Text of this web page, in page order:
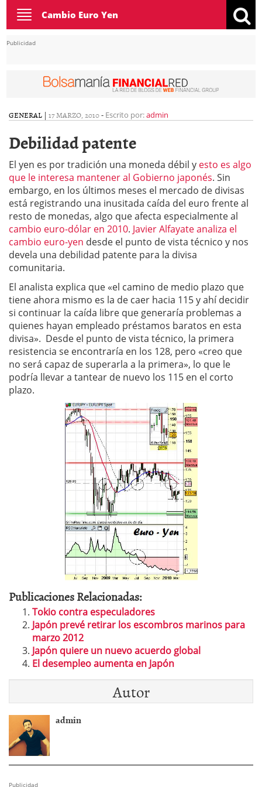
Toggle
navigation
Cambio Euro Yen
Publicidad
GENERAL | 17 MARZO, 2010- Escrito por:admin
Debilidad patente
El yen es por tradición una moneda débil y esto es algo
que le interesa mantener al Gobierno japonés. Sin
embargo, en los últimos meses el mercado de divisas
está registrando una inusitada caída del euro frente al
resto de monedas, algo que afecta especialmente al
cambio euro-dólar en 2010. Javier Alfayate analiza el
cambio euro-yen desde el punto de vista técnico y nos
devela una debilidad patente para la divisa
comunitaria.
El analista explica que «el camino de medio plazo que
tiene ahora mismo es la de caer hacia 115 y ahí decidir
si continuar la caída libre que generaría problemas a
quienes hayan empleado préstamos baratos en esta
divisa». Desde el punto de vista técnico, la primera
resistencia se encontraría en los 128, pero «creo que
no será capaz de superarla a la primera», lo que le
podría llevar a tantear de nuevo los 115 en el corto
plazo.
Publicaciones Relacionadas:
Tokio contra especuladores
Japón prevé retirar los escombros marinos para
marzo 2012
Japón quiere un nuevo acuerdo global
El desempleo aumenta en Japón
Autor
admin
Publicidad